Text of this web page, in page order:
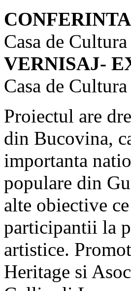
Casa de
VERNISAJ-
Casa de
Proiectul are
din Bucovina,
importanta
populare din
alte obiective
participantii la
artistice.
Heritage si